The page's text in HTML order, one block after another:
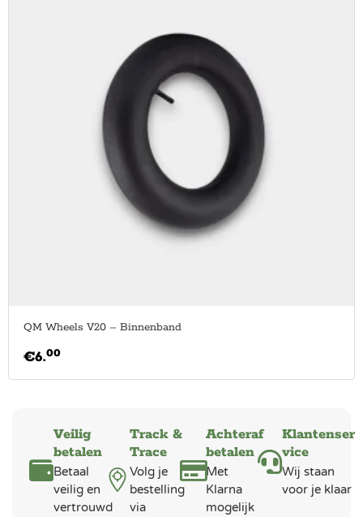
QM Wheels V20 – Binnenband
€6.00
Veilig
betalen
Betaal
veilig en
vertrouwd
Track &
Trace
Volg je
bestelling
via
Achteraf
betalen
Met
Klarna
mogelijk
Klantenser
vice
Wij staan
voor je klaar